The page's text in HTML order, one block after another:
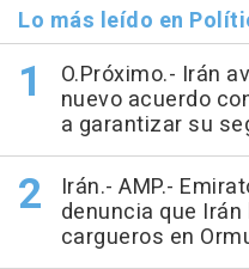
Lo más leído en
O.Próximo.- Irán
nuevo acuerdo
a garantizar su
Irán.- AMP.-
denuncia que
cargueros en